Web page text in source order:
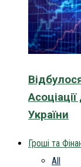
України
Гроші та
All